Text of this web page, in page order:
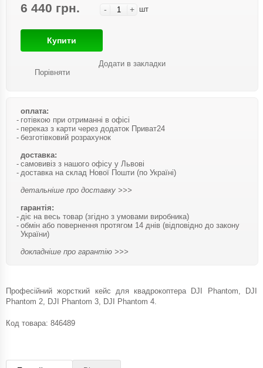
6 440 грн. - + шт
Купити
Порівняти
Додати в закладки
оплата:
готівкою при отриманні в офісі
переказ з карти через додаток Приват24
безготівковий розрахунок
доставка:
самовивіз з нашого офісу у Львові
доставка на склад Нової Пошти (по Україні)
детальніше про доставку >>>
гарантія:
діє на весь товар (згідно з умовами виробника)
обмін або повернення протягом 14 днів (відповідно до закону
України)
докладніше про гарантію >>>
Професійний жорсткий кейс для квадрокоптера DJI Phantom, DJI
Phantom 2, DJI Phantom 3, DJI Phantom 4.
Код товара: 846489